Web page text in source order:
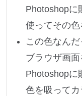
Photoshopに
使ってその色
この色なんだ
ブラウザ画面
Photoshopに
色を吸ってカ